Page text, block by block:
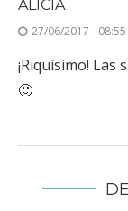
ALICIA
27/06/2017 - 08:55
¡Riquísimo! Las
🙂